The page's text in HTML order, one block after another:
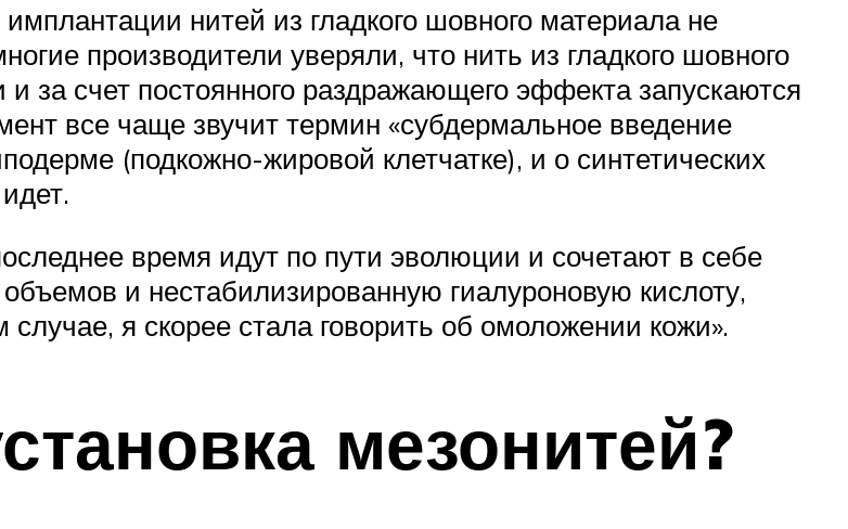
нитей из гладкого шовного материала не
производители уверяли, что нить из гладкого шовного
за счет постоянного раздражающего эффекта запускаются
все чаще звучит термин «субдермальное введение
(подкожно-жировой клетчатке), и о синтетических
время идут по пути эволюции и сочетают в себе
и нестабилизированную гиалуроновую кислоту,
я скорее стала говорить об омоложении кожи».
мезонитей?